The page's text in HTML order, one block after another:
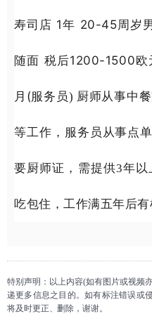
寿司店 1年 20-45周岁
随面 税后1200-1500
月(服务 员) 厨师从事中
等工作，服务员从事点
要厨师证，需提供3年
吃包住，工作满五年后有
特别声明：以上内容(如有图片或视频
递更多信息之目的。如有标注错误或
将及时更正、删除，谢谢。